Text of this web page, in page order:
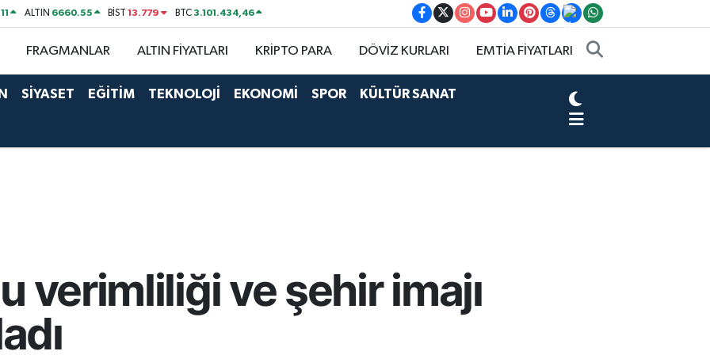
ALTIN 6660.55 BİST13.779 BTC3.101.434,46
FRAGMANLAR ALTIN FİYATLARI KRİPTO PARA DÖVİZ KURLARI EMTİA FİYATLARI
SİYASET EĞİTİM TEKNOLOJİ EKONOMİ SPOR KÜLTÜR SANAT
verimliliği ve şehir imajı